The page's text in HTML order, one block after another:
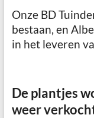
Onze BD
bestaan, en
in het leveren
De plantjes
weer verkocht